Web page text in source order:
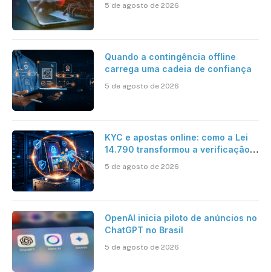
desafios impostos pela Inteligência
5 de agosto de 2026
Quando a contingência offline
carrega uma cadeia de confiança
5 de agosto de 2026
KYC e apostas online: como a Lei
14.790 transformou a verificação
brasileiro
5 de agosto de 2026
OpenAI inicia piloto de anúncios no
ChatGPT no Brasil
5 de agosto de 2026